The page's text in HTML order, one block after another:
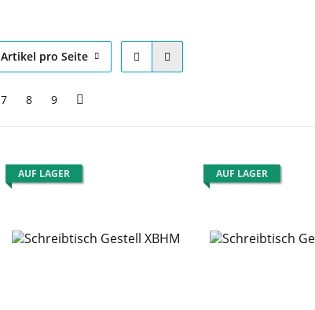
Artikel pro Seite
7 8 9
AUF LAGER AUF LAGER